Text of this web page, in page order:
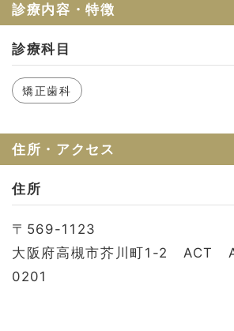
診療内容・特徴
診療科目
矯正歯科
住所・アクセス
住所
〒569-1123
大阪府高槻市芥川町1-2 ACT
0201